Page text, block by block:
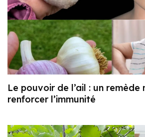
Le pouvoir de l’ail : un
renforcer l’immunité